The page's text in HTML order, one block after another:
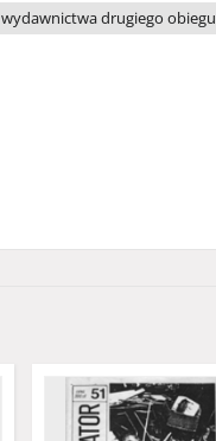
wydawnictwa drugiego obiegu